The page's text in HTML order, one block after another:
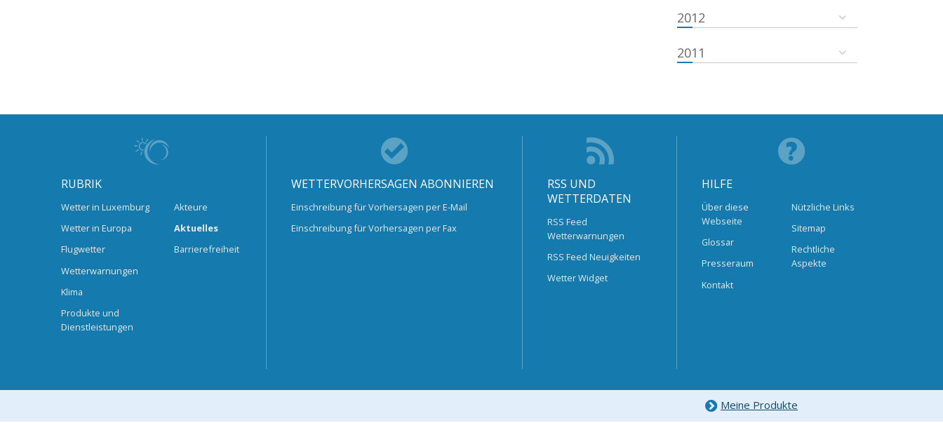
2012
2011
RUBRIK
Wetter in Luxemburg
Wetter in Europa
Flugwetter
Wetterwarnungen
Klima
Produkte und
Dienstleistungen
Akteure
Aktuelles
Barrierefreiheit
WETTERVORHERSAGEN ABONNIEREN
Einschreibung für Vorhersagen per E-Mail
Einschreibung für Vorhersagen per Fax
RSS UND
WETTERDATEN
RSS Feed
Wetterwarnungen
RSS Feed Neuigkeiten
Wetter Widget
HILFE
Über diese
Webseite
Glossar
Presseraum
Kontakt
Nützliche Links
Sitemap
Rechtliche
Aspekte
Meine Produkte